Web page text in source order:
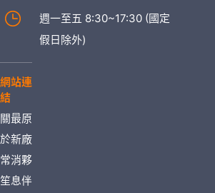
週一至五 8:30~17:30 (國定
假日除外)
網站連
結
關
於
常
笙
最
新
消
息
原
廠
夥
伴